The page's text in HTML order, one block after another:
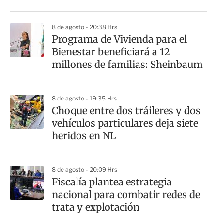
8 de agosto - 20:38 Hrs
Programa de Vivienda para el
Bienestar beneficiará a 12
millones de familias: Sheinbaum
8 de agosto - 19:35 Hrs
Choque entre dos tráileres y dos
vehículos particulares deja siete
heridos en NL
8 de agosto - 20:09 Hrs
Fiscalía plantea estrategia
nacional para combatir redes de
trata y explotación